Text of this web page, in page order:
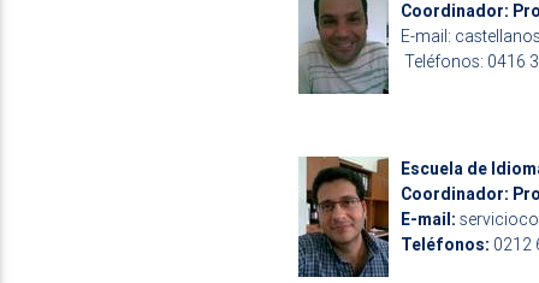
Coordinador:
E-mail:
Teléfonos: 0416
Escuela de
Coordinador:
E-mail:
Teléfonos: 0212